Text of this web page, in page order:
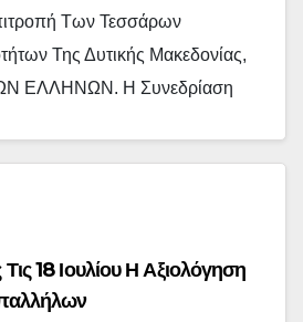
Των Τεσσάρων
Της Δυτικής Μακεδονίας,
ΕΛΛΗΝΩΝ. Η Συνεδρίαση
18 Ιουλίου Η Αξιολόγηση